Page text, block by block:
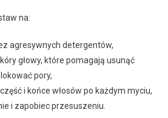
na:
agresywnych detergentów,
głowy, które pomagają usunąć
pory,
i końce włosów po każdym myciu,
i zapobiec przesuszeniu.